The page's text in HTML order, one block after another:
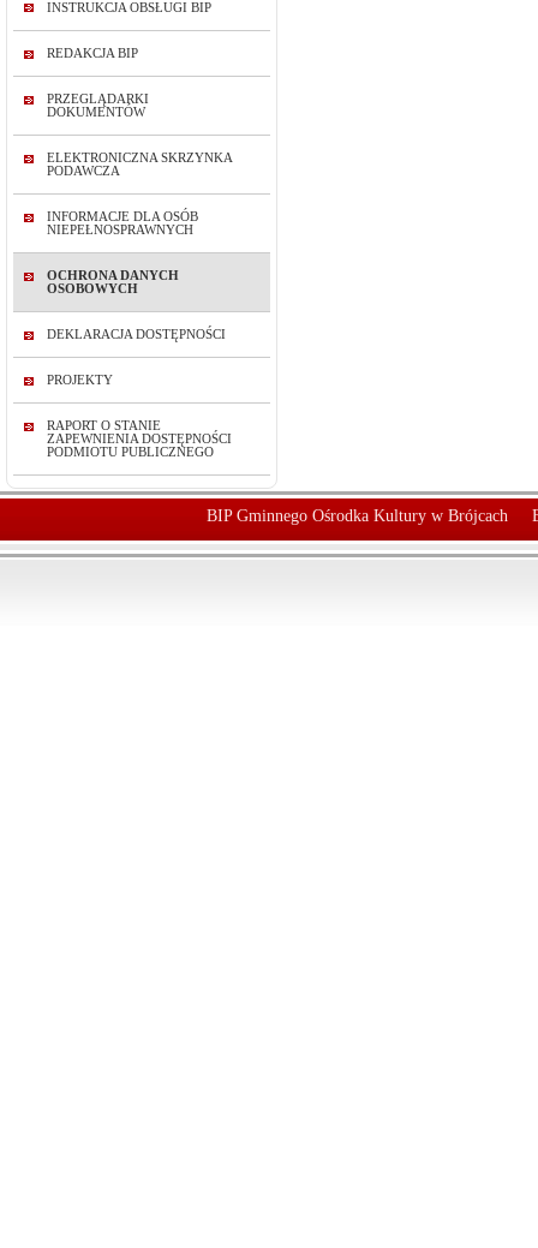
INSTRUKCJA OBSŁUGI BIP
REDAKCJA BIP
PRZEGLĄDARKI
DOKUMENTÓW
ELEKTRONICZNA SKRZYNKA
PODAWCZA
INFORMACJE DLA OSÓB
NIEPEŁNOSPRAWNYCH
OCHRONA DANYCH
OSOBOWYCH
DEKLARACJA DOSTĘPNOŚCI
PROJEKTY
RAPORT O STANIE
ZAPEWNIENIA DOSTĘPNOŚCI
PODMIOTU PUBLICZNEGO
BIP Gminnego Ośrodka Kultury w Brójcach